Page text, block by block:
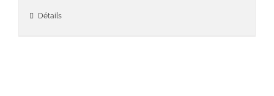
Détails